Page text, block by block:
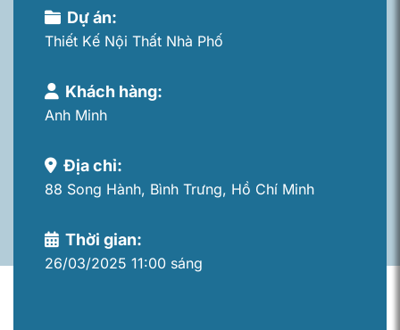
Dự án:
Thiết Kế Nội Thất Nhà Phố
Khách hàng:
Anh Minh
Địa chỉ:
88 Song Hành, Bình Trưng, Hồ Chí Minh
Thời gian:
26/03/2025 11:00 sáng